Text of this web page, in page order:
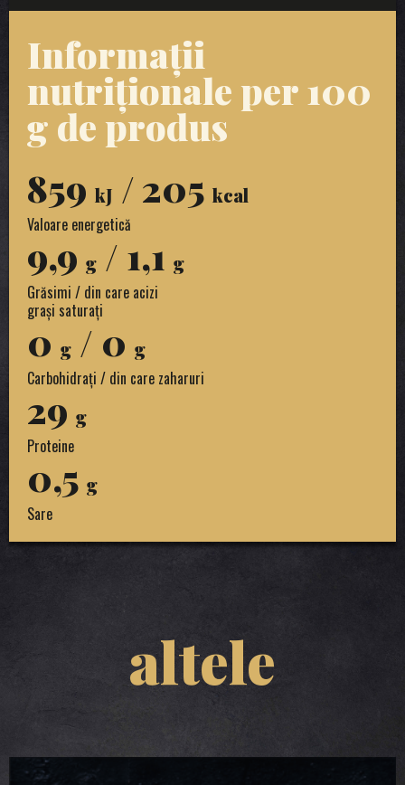
Informații
nutriționale per 100
g de produs
859 kJ / 205 kcal
Valoare energetică
9,9 g / 1,1 g
Grăsimi / din care acizi
grași saturați
0 g / 0 g
Carbohidrați / din care zaharuri
29 g
Proteine
0,5 g
Sare
altele